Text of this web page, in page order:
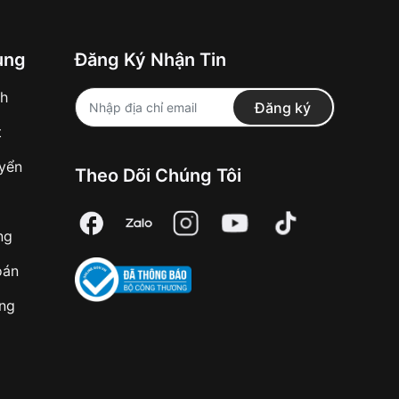
Đăng Ký Nhận Tin
Đăng ký
Theo Dõi Chúng Tôi